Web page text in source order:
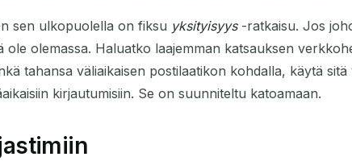
sen ulkopuolella on fiksu yksityisyys-ratkaisu. Jos
olemassa. Haluatko laajemman katsauksen
tahansa väliaikaisen postilaatikon kohdalla, käytä
kirjautumisiin. Se on suunniteltu katoamaan.